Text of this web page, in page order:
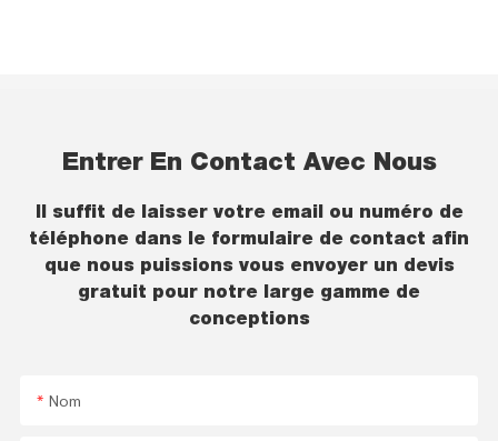
Entrer En Contact Avec Nous
Il suffit de laisser votre email ou numéro de
téléphone dans le formulaire de contact afin
que nous puissions vous envoyer un devis
gratuit pour notre large gamme de
conceptions
Nom